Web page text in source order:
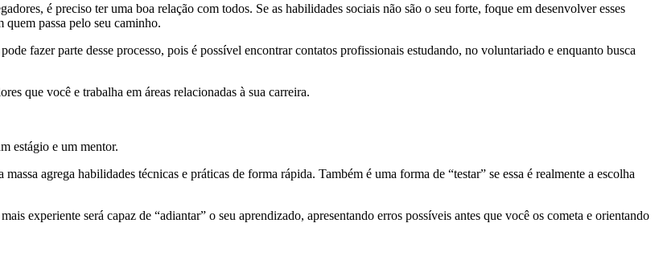
é preciso ter uma boa relação com todos. Se as habilidades sociais não são o seu forte, foque em desenvolver esses
passa pelo seu caminho.
fazer parte desse processo, pois é possível encontrar contatos profissionais estudando, no voluntariado e enquanto busca
que você e trabalha em áreas relacionadas à sua carreira.
estágio e um mentor.
agrega habilidades técnicas e práticas de forma rápida. Também é uma forma de “testar” se essa é realmente a escolha
experiente será capaz de “adiantar” o seu aprendizado, apresentando erros possíveis antes que você os cometa e orientando